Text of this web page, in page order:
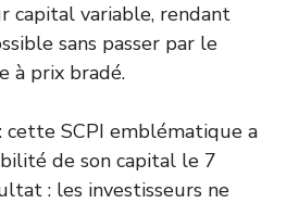
capital variable, rendant
sans passer par le
à prix bradé.
: cette SCPI emblématique a
de son capital le 7
: les investisseurs ne